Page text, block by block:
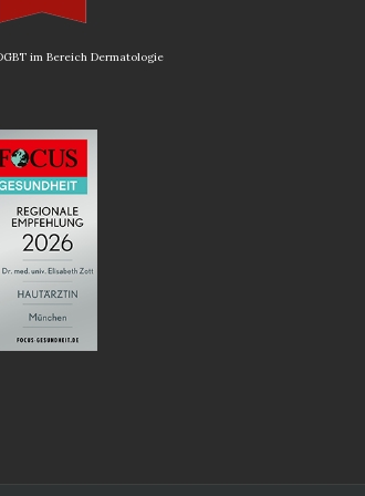
im Bereich Dermatologie